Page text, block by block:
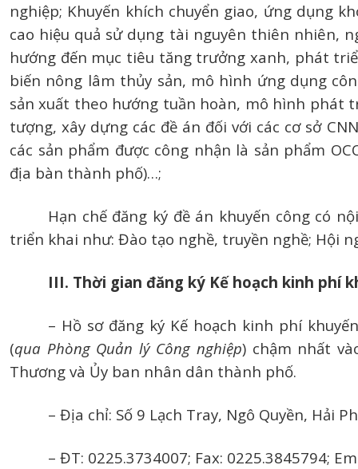
nghiệp; Khuyến khích chuyển giao, ứng dụng
cao hiệu quả sử dụng tài nguyên thiên nhiên,
hướng đến mục tiêu tăng trưởng xanh, phát
biến nông lâm thủy sản, mô hình ứng dụng
sản xuất theo hướng tuần hoàn, mô hình phát
tượng, xây dựng các đề án đối với các cơ sở
các sản phẩm được công nhận là sản phẩm
địa bàn thành phố)…;
Hạn chế đăng ký đề án khuyến công có
triển khai như: Đào tạo nghề, truyền nghề; Hội
III. Thời gian đăng ký Kế hoạch kinh phí
– Hồ sơ đăng ký Kế hoạch kinh phí
(qua Phòng Quản lý Công nghiệp) chậm nhất
Thương và Ủy ban nhân dân thành phố.
– Địa chỉ: Số 9 Lạch Tray, Ngô Quyền, Hải
– ĐT: 0225.3734007; Fax: 0225.3845794;